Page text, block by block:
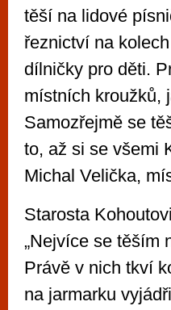
těší na lidové
řeznictví na
dílničky pro děti.
místních kroužků,
Samozřejmě se
to, až si se všemi
Michal Velička,
Starosta
„Nejvíce se těším
Právě v nich tkví
na jarmarku